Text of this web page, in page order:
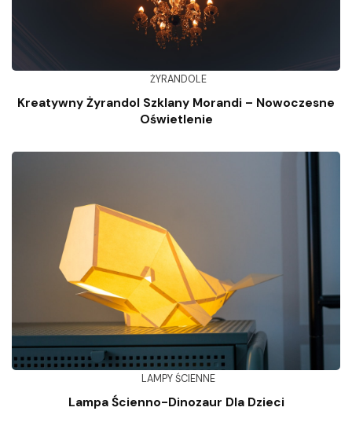
ŻYRANDOLE
Kreatywny Żyrandol Szklany Morandi – Nowoczesne
Oświetlenie
LAMPY ŚCIENNE
Lampa Ścienno-Dinozaur Dla Dzieci